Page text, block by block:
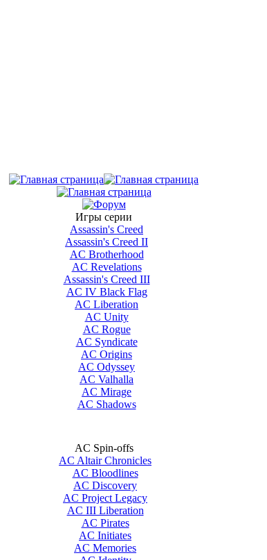
Игры серии
Assassin's Creed
Assassin's Creed II
AС Brotherhood
AC Revelations
Assassin's Creed III
AC IV Black Flag
AC Liberation
AC Unity
AC Rogue
AC Syndicate
AC Origins
AC Odyssey
AC Valhalla
AC Mirage
AC Shadows
AC Spin-offs
AC Altair Chronicles
AC Bloodlines
AC Discovery
AC Project Legacy
AC III Liberation
AC Pirates
AC Initiates
AC Memories